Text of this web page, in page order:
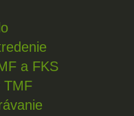
a FKS
TMF